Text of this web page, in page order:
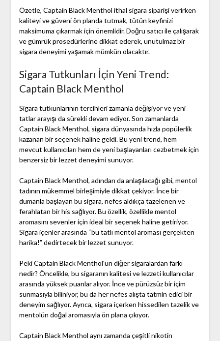
Özetle, Captain Black Menthol ithal sigara siparişi verirken
kaliteyi ve güveni ön planda tutmak, tütün keyfinizi
maksimuma çıkarmak için önemlidir. Doğru satıcı ile çalışarak
ve gümrük prosedürlerine dikkat ederek, unutulmaz bir
sigara deneyimi yaşamak mümkün olacaktır.
Sigara Tutkunları İçin Yeni Trend:
Captain Black Menthol
Sigara tutkunlarının tercihleri zamanla değişiyor ve yeni
tatlar arayışı da sürekli devam ediyor. Son zamanlarda
Captain Black Menthol, sigara dünyasında hızla popülerlik
kazanan bir seçenek haline geldi. Bu yeni trend, hem
mevcut kullanıcıları hem de yeni başlayanları cezbetmek için
benzersiz bir lezzet deneyimi sunuyor.
Captain Black Menthol, adından da anlaşılacağı gibi, mentol
tadının mükemmel birleşimiyle dikkat çekiyor. İnce bir
dumanla başlayan bu sigara, nefes aldıkça tazelenen ve
ferahlatan bir his sağlıyor. Bu özellik, özellikle mentol
aromasını sevenler için ideal bir seçenek haline getiriyor.
Sigara içenler arasında “bu tatlı mentol aroması gerçekten
harika!” dedirtecek bir lezzet sunuyor.
Peki Captain Black Menthol'ün diğer sigaralardan farkı
nedir? Öncelikle, bu sigaranın kalitesi ve lezzeti kullanıcılar
arasında yüksek puanlar alıyor. İnce ve pürüzsüz bir içim
sunmasıyla biliniyor, bu da her nefes alışta tatmin edici bir
deneyim sağlıyor. Ayrıca, sigara içerken hissedilen tazelik ve
mentolün doğal aromasıyla ön plana çıkıyor.
Captain Black Menthol aynı zamanda çeşitli nikotin